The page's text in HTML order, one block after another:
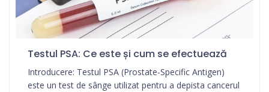
Testul PSA: Ce este și cum se efectuează
Introducere: Testul PSA (Prostate-Specific Antigen)
este un test de sânge utilizat pentru a depista cancerul